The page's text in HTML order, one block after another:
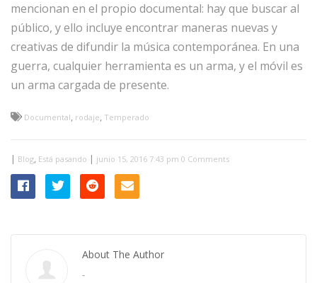
mencionan en el propio documental: hay que buscar al
público, y ello incluye encontrar maneras nuevas y
creativas de difundir la música contemporánea. En una
guerra, cualquier herramienta es un arma, y el móvil es
un arma cargada de presente.
Documental, rodaje, Temperado
| Blog, Está pasando | junio 15, 2016 7:43 pm 0 Comments
About The Author
-